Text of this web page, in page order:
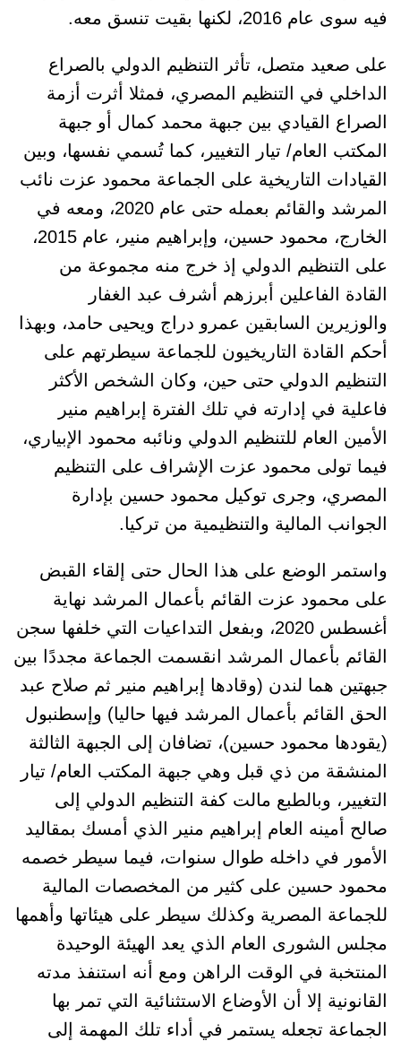
فيه سوى عام 2016، لكنها بقيت تنسق معه.
على صعيد متصل، تأثر التنظيم الدولي بالصراع
الداخلي في التنظيم المصري، فمثلا أثرت أزمة
الصراع القيادي بين جبهة محمد كمال أو جبهة
المكتب العام/ تيار التغيير، كما تُسمي نفسها، وبين
القيادات التاريخية على الجماعة محمود عزت نائب
المرشد والقائم بعمله حتى عام 2020، ومعه في
الخارج، محمود حسين، وإبراهيم منير، عام 2015،
على التنظيم الدولي إذ خرج منه مجموعة من
القادة الفاعلين أبرزهم أشرف عبد الغفار
والوزيرين السابقين عمرو دراج ويحيى حامد، وبهذا
أحكم القادة التاريخيون للجماعة سيطرتهم على
التنظيم الدولي حتى حين، وكان الشخص الأكثر
فاعلية في إدارته في تلك الفترة إبراهيم منير
الأمين العام للتنظيم الدولي ونائبه محمود الإبياري،
فيما تولى محمود عزت الإشراف على التنظيم
المصري، وجرى توكيل محمود حسين بإدارة
الجوانب المالية والتنظيمية من تركيا.
واستمر الوضع على هذا الحال حتى إلقاء القبض
على محمود عزت القائم بأعمال المرشد نهاية
أغسطس 2020، وبفعل التداعيات التي خلفها سجن
القائم بأعمال المرشد انقسمت الجماعة مجددًا بين
جبهتين هما لندن (وقادها إبراهيم منير ثم صلاح عبد
الحق القائم بأعمال المرشد فيها حاليا) وإسطنبول
(يقودها محمود حسين)، تضافان إلى الجبهة الثالثة
المنشقة من ذي قبل وهي جبهة المكتب العام/ تيار
التغيير، وبالطبع مالت كفة التنظيم الدولي إلى
صالح أمينه العام إبراهيم منير الذي أمسك بمقاليد
الأمور في داخله طوال سنوات، فيما سيطر خصمه
محمود حسين على كثير من المخصصات المالية
للجماعة المصرية وكذلك سيطر على هيئاتها وأهمها
مجلس الشورى العام الذي يعد الهيئة الوحيدة
المنتخبة في الوقت الراهن ومع أنه استنفذ مدته
القانونية إلا أن الأوضاع الاستثنائية التي تمر بها
الجماعة تجعله يستمر في أداء تلك المهمة إلى